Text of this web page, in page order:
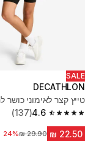
SALE
DECATHLON
טייץ קצר לאימוני כושר
4.6
4.6 out of 5 stars from 137 reviews
(137)
מחיר לפני הנחה‏29.90 ₪
24%